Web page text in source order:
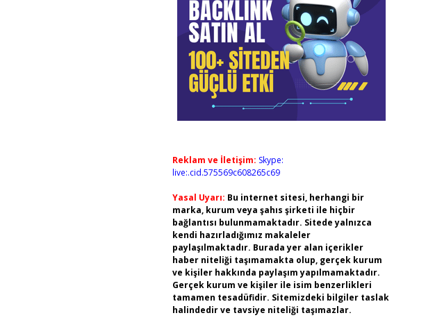
Reklam ve İletişim: Skype:
live:.cid.575569c608265c69
Yasal Uyarı: Bu internet sitesi, herhangi bir
marka, kurum veya şahıs şirketi ile hiçbir
bağlantısı bulunmamaktadır. Sitede yalnızca
kendi hazırladığımız makaleler
paylaşılmaktadır. Burada yer alan içerikler
haber niteliği taşımamakta olup, gerçek kurum
ve kişiler hakkında paylaşım yapılmamaktadır.
Gerçek kurum ve kişiler ile isim benzerlikleri
tamamen tesadüfidir. Sitemizdeki bilgiler taslak
halindedir ve tavsiye niteliği taşımazlar.